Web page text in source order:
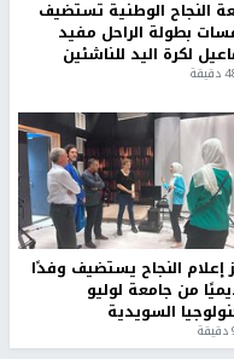
النجاح الوطنية تستضيف
بطولة الراحل مفيد
لكرة اليد للناشئين
إعلام النجاح يستضيف وفدًا
من جامعة لوليو
السويدية